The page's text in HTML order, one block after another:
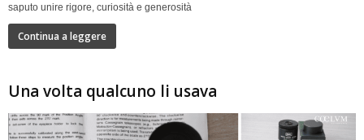
saputo unire rigore, curiosità e generosità
Continua a leggere
Una volta qualcuno li usava